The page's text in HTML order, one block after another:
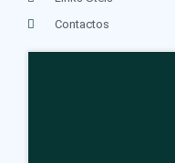
Contactos